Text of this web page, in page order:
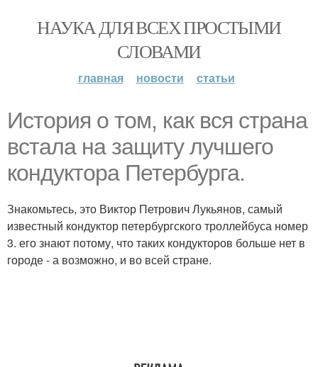
НАУКА ДЛЯ ВСЕХ ПРОСТЫМИ
СЛОВАМИ
главная новости статьи
История о том, как вся страна
встала на защиту лучшего
кондуктора Петербурга.
Знакомьтесь, это Виктор Петрович Лукьянов, самый
известный кондуктор петербургского троллейбуса номер
3. его знают потому, что таких кондукторов больше нет в
городе - а возможно, и во всей стране.